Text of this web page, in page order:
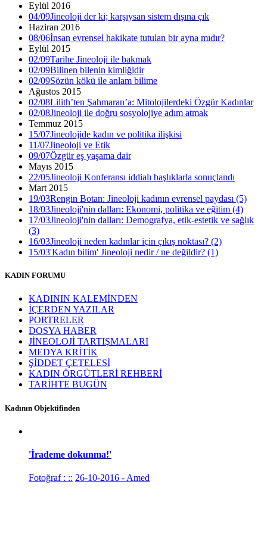
Eylül 2016
04/09Jineoloji der ki; karşıysan sistem dışına çık
Haziran 2016
08/06İnsan evrensel hakikate tutulan bir ayna mıdır?
Eylül 2015
02/09Tarihe Jineoloji ile bakmak
02/09Bilinen bilenin kimliğidir
02/09Sözün kökü ile anlam bilime
Ağustos 2015
02/08Lilith’ten Şahmaran’a: Mitolojilerdeki Özgür Kadınlar
02/08Jineoloji ile doğru sosyolojiye adım atmak
Temmuz 2015
15/07Jineolojide kadın ve politika ilişkisi
11/07Jineoloji ve Etik
09/07Özgür eş yaşama dair
Mayıs 2015
22/05Jineoloji Konferansı iddialı başlıklarla sonuçlandı
Mart 2015
19/03Rengin Botan: Jineoloji kadının evrensel paydası (5)
18/03Jineoloji'nin dalları: Ekonomi, politika ve eğitim (4)
17/03Jineoloji'nin dalları: Demografya, etik-estetik ve sağlık
(3)
16/03Jineoloji neden kadınlar için çıkış noktası? (2)
15/03'Kadın bilim' Jineoloji nedir / ne değildir? (1)
KADIN FORUMU
KADININ KALEMİNDEN
İÇERDEN YAZILAR
PORTRELER
DOSYA HABER
JİNEOLOJİ TARTIŞMALARI
MEDYA KRİTİK
ŞİDDET ÇETELESİ
KADIN ÖRGÜTLERİ REHBERİ
TARİHTE BUGÜN
Kadının Objektifinden
'İrademe dokunma!'
Fotoğraf : :: 26-10-2016 - Amed